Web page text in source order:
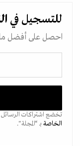
للتسجيل في
احصل على أفضل ما
تخضع اشتراكات الرسائل
الخاصة بـ “المجلة".